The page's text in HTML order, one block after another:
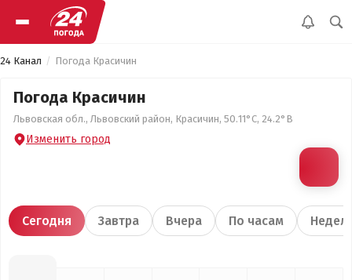
24 Канал Погода Красичин
Погода Красичин
Львовская обл., Львовский район, Красичин, 50.11°С, 24.2°В
Изменить город
Сегодня Завтра Вчера По часам